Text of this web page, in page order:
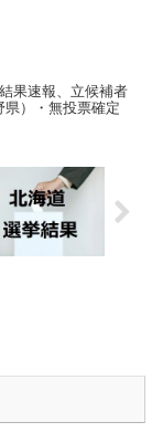
果速報、立候補者
県）・無投票確定